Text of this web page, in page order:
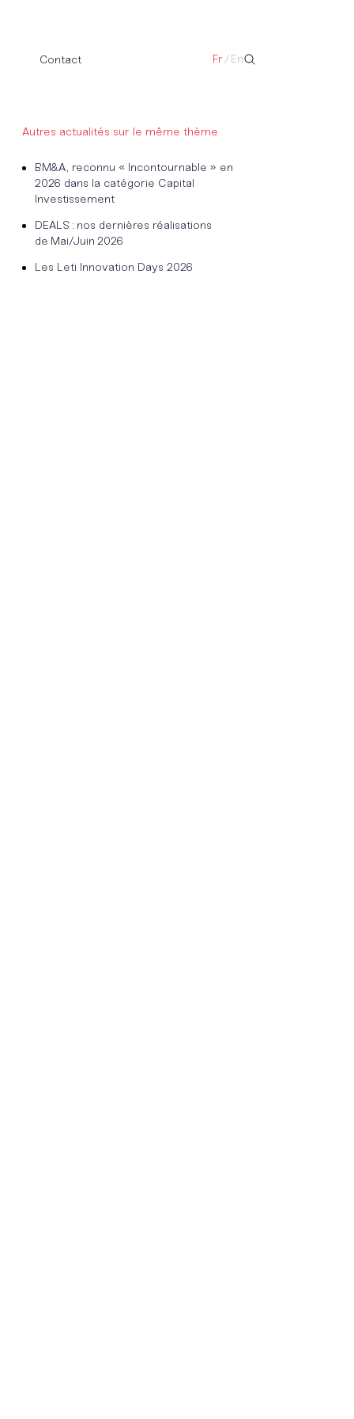
Contact Fr / En
Autres actualités sur le même thème
BM&A, reconnu « Incontournable » en
2026 dans la catégorie Capital
Investissement
DEALS : nos dernières réalisations
de Mai/Juin 2026
Les Leti Innovation Days 2026